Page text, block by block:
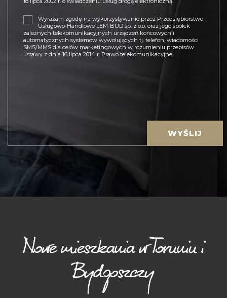
Wyrażam zgodę na wykorzystywanie przez Przedsiębiorstwo
Usługowo-Handlowe LEM-BUD sp. z o.o. oraz jego spółek
zależnych telekomunikacyjnych urządzeń końcowych i
automatycznych systemów wywołujących tj. telefon, wiadomości
SMS/MMS dla celów marketingowych w rozumieniu przepisów
ustawy z dnia 16 lipca 2014 r. Prawo telekomunikacyjne
Nowe mieszkania w Toruniu i
Bydgoszczy